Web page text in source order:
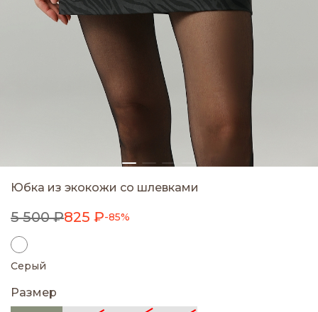
Юбка из экокожи со шлевками
5 500 ₽825 ₽-85%
Серый
Размер